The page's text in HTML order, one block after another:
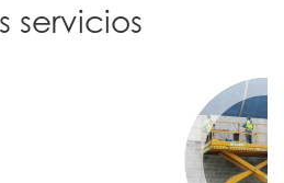
servicios